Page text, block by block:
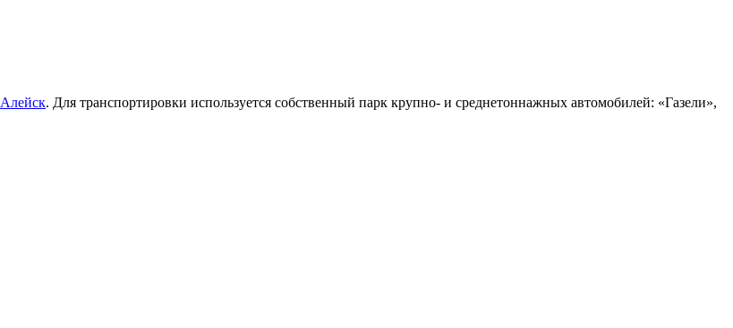
Алейск. Для транспортировки используется собственный парк крупно- и среднетоннажных автомобилей: «Газели»,